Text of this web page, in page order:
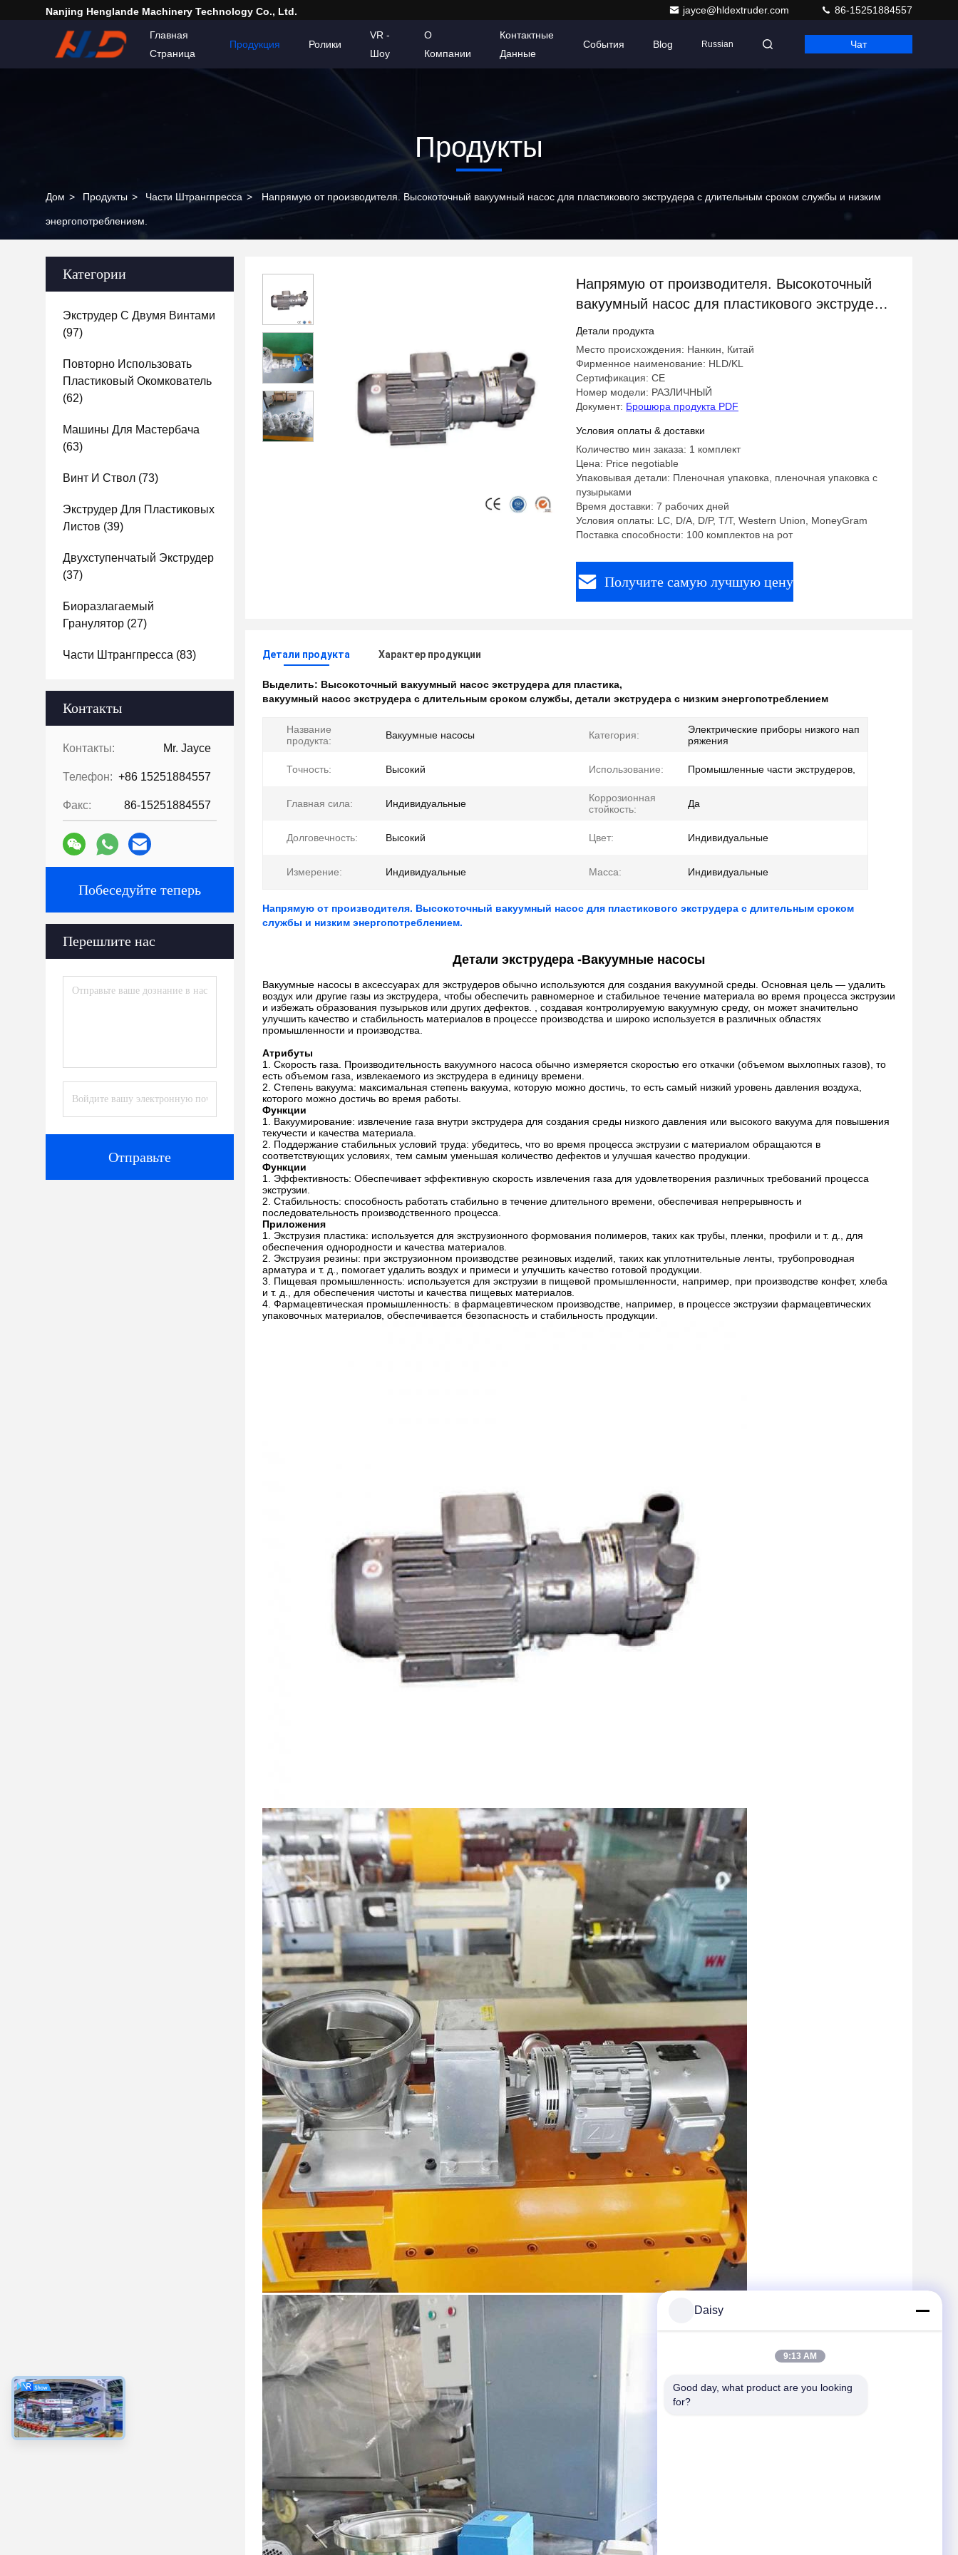
Nanjing Henglande Machinery Technology Co., Ltd. jayce@hldextruder.com 86-15251884557
Главная
Страница
Продукция Ролики
VR -
Шоу
О
Компании
Контактные
Данные
События Blog Russian Чат
Продукты
Дом > Продукты > Части Штрангпресса > Напрямую от производителя. Высокоточный вакуумный насос для пластикового экструдера с длительным сроком службы и низким
энергопотреблением.
Категории
Экструдер С Двумя Винтами
(97)
Повторно Использовать
Пластиковый Окомкователь
(62)
Машины Для Мастербача
(63)
Винт И Ствол (73)
Экструдер Для Пластиковых
Листов (39)
Двухступенчатый Экструдер
(37)
Биоразлагаемый
Гранулятор (27)
Части Штрангпресса (83)
Контакты
Контакты: Mr. Jayce
Телефон: +86 15251884557
Факс: 86-15251884557
Побеседуйте теперь
Перешлите нас
Отправьте
Напрямую от производителя. Высокоточный
вакуумный насос для пластикового экструдера
с длительным сроком службы и низким
энергопотреблением.
Детали продукта
Место происхождения: Нанкин, Китай
Фирменное наименование: HLD/KL
Сертификация: CE
Номер модели: РАЗЛИЧНЫЙ
Документ: Брошюра продукта PDF
Условия оплаты & доставки
Количество мин заказа: 1 комплект
Цена: Price negotiable
Упаковывая детали: Пленочная упаковка, пленочная упаковка с
пузырьками
Время доставки: 7 рабочих дней
Условия оплаты: LC, D/A, D/P, T/T, Western Union, MoneyGram
Поставка способности: 100 комплектов на рот
Получите самую лучшую цену
Детали продукта Характер продукции
Выделить: Высокоточный вакуумный насос экструдера для пластика,
вакуумный насос экструдера с длительным сроком службы, детали экструдера с низким энергопотреблением
Название
продукта:
Вакуумные насосы Категория:
Электрические приборы низкого нап
ряжения
Точность: Высокий Использование: Промышленные части экструдеров,
Главная сила: Индивидуальные
Коррозионная
стойкость:
Да
Долговечность: Высокий Цвет: Индивидуальные
Измерение: Индивидуальные Масса: Индивидуальные
Напрямую от производителя. Высокоточный вакуумный насос для пластикового экструдера с длительным сроком
службы и низким энергопотреблением.
Детали экструдера -Вакуумные насосы
Вакуумные насосы в аксессуарах для экструдеров обычно используются для создания вакуумной среды. Основная цель — удалить
воздух или другие газы из экструдера, чтобы обеспечить равномерное и стабильное течение материала во время процесса экструзии
и избежать образования пузырьков или других дефектов. , создавая контролируемую вакуумную среду, он может значительно
улучшить качество и стабильность материалов в процессе производства и широко используется в различных областях
промышленности и производства.
Атрибуты
Скорость газа. Производительность вакуумного насоса обычно измеряется скоростью его откачки (объемом выхлопных газов), то
есть объемом газа, извлекаемого из экструдера в единицу времени.
Степень вакуума: максимальная степень вакуума, которую можно достичь, то есть самый низкий уровень давления воздуха,
которого можно достичь во время работы.
Функции
Вакуумирование: извлечение газа внутри экструдера для создания среды низкого давления или высокого вакуума для повышения
текучести и качества материала.
Поддержание стабильных условий труда: убедитесь, что во время процесса экструзии с материалом обращаются в
соответствующих условиях, тем самым уменьшая количество дефектов и улучшая качество продукции.
Функции
Эффективность: Обеспечивает эффективную скорость извлечения газа для удовлетворения различных требований процесса
экструзии.
Стабильность: способность работать стабильно в течение длительного времени, обеспечивая непрерывность и
последовательность производственного процесса.
Приложения
Экструзия пластика: используется для экструзионного формования полимеров, таких как трубы, пленки, профили и т. д., для
обеспечения однородности и качества материалов.
Экструзия резины: при экструзионном производстве резиновых изделий, таких как уплотнительные ленты, трубопроводная
арматура и т. д., помогает удалить воздух и примеси и улучшить качество готовой продукции.
Пищевая промышленность: используется для экструзии в пищевой промышленности, например, при производстве конфет, хлеба
и т. д., для обеспечения чистоты и качества пищевых материалов.
Фармацевтическая промышленность: в фармацевтическом производстве, например, в процессе экструзии фармацевтических
упаковочных материалов, обеспечивается безопасность и стабильность продукции.
Daisy
9:13 AM
Good day, what product are you looking
for?